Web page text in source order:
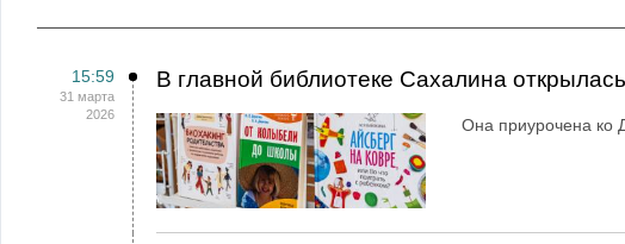
15:59
31 марта
2026
В главной библиотеке Сахалина
Она приурочена ко